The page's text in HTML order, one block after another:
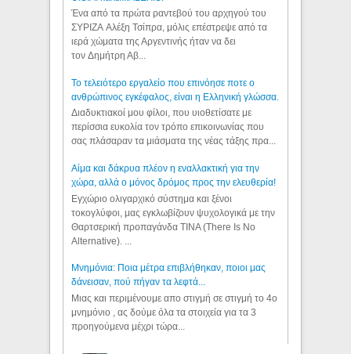
Ένα από τα πρώτα ραντεβού του αρχηγού του
ΣΥΡΙΖΑ Αλέξη Τσίπρα, μόλις επέστρεψε από τα
ιερά χώματα της Αργεντινής ήταν να δει
τον Δημήτρη Αβ...
Το τελειότερο εργαλείο που επινόησε ποτε ο
ανθρώπινος εγκέφαλος, είναι η Ελληνική γλώσσα.
Διαδυκτιακοί μου φίλοι, που υιοθετίσατε με
περίσσια ευκολία τον τρόπο επικοινωνίας που
σας πλάσαραν τα μιάσματα της νέας τάξης πρα...
Αίμα και δάκρυα πλέον η εναλλακτική για την
χώρα, αλλά ο μόνος δρόμος προς την ελευθερία!
Εγχώριο ολιγαρχικό σύστημα και ξένοι
τοκογλύφοι, μας εγκλωβίζουν ψυχολογικά με την
Θαρτσερική προπαγάνδα TINA (There Is No
Alternative). ...
Μνημόνια: Ποια μέτρα επιβλήθηκαν, ποιοι μας
δάνεισαν, πού πήγαν τα λεφτά...
Μιας και περιμένουμε απο στιγμή σε στιγμή το 4ο
μνημόνιο , ας δούμε όλα τα στοιχεία για τα 3
προηγούμενα μέχρι τώρα...